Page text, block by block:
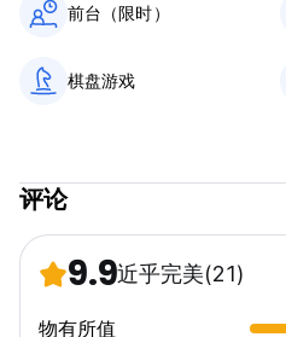
前台（限时）
棋盘游戏
评论
9.9近乎完美(21)
物有所值